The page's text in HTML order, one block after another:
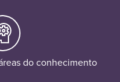
do conhecimento